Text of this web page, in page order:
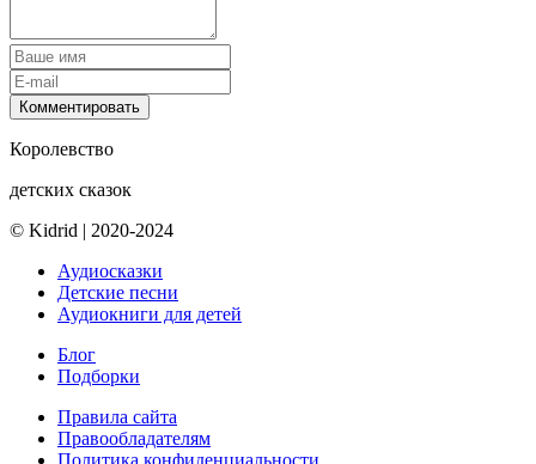
Комментировать
Королевство
детских сказок
© Kidrid | 2020-2024
Аудиосказки
Детские песни
Аудиокниги для детей
Блог
Подборки
Правила сайта
Правообладателям
Политика конфиденциальности